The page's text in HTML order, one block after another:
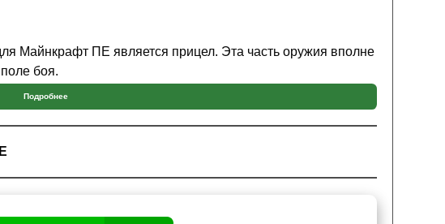
Майнкрафт ПЕ является прицел. Эта часть оружия вполне
боя.
герой может рассмотреть каждую пылинку на своём
позволят главному герою с модом на винтовку для
Подробнее